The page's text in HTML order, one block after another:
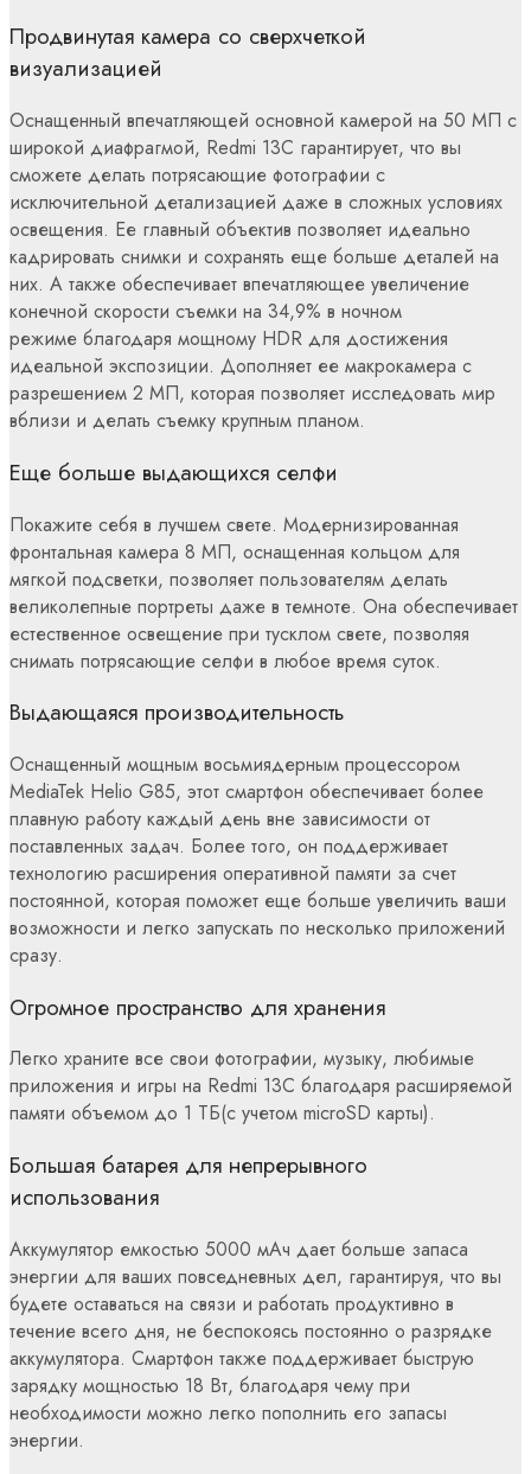
Продвинутая камера со сверхчеткой
визуализацией
Оснащенный впечатляющей основной камерой на 50 МП с
широкой диафрагмой, Redmi 13С гарантирует, что вы
сможете делать потрясающие фотографии с
исключительной детализацией даже в сложных условиях
освещения. Ее главный объектив позволяет идеально
кадрировать снимки и сохранять еще больше деталей на
них. А также обеспечивает впечатляющее увеличение
конечной скорости съемки на 34,9% в ночном
режиме благодаря мощному HDR для достижения
идеальной экспозиции. Дополняет ее макрокамера с
разрешением 2 МП, которая позволяет исследовать мир
вблизи и делать съемку крупным планом.
Еще больше выдающихся селфи
Покажите себя в лучшем свете. Модернизированная
фронтальная камера 8 МП, оснащенная кольцом для
мягкой подсветки, позволяет пользователям делать
великолепные портреты даже в темноте. Она обеспечивает
естественное освещение при тусклом свете, позволяя
снимать потрясающие селфи в любое время суток.
Выдающаяся производительность
Оснащенный мощным восьмиядерным процессором
MediaTek Helio G85, этот смартфон обеспечивает более
плавную работу каждый день вне зависимости от
поставленных задач. Более того, он поддерживает
технологию расширения оперативной памяти за счет
постоянной, которая поможет еще больше увеличить ваши
возможности и легко запускать по несколько приложений
сразу.
Огромное пространство для хранения
Легко храните все свои фотографии, музыку, любимые
приложения и игры на Redmi 13C благодаря расширяемой
памяти объемом до 1 ТБ(с учетом microSD карты).
Большая батарея для непрерывного
использования
Аккумулятор емкостью 5000 мАч дает больше запаса
энергии для ваших повседневных дел, гарантируя, что вы
будете оставаться на связи и работать продуктивно в
течение всего дня, не беспокоясь постоянно о разрядке
аккумулятора. Смартфон также поддерживает быструю
зарядку мощностью 18 Вт, благодаря чему при
необходимости можно легко пополнить его запасы
энергии.